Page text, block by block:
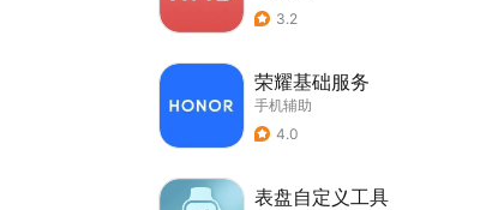
3.2
荣耀基础服务
手机辅助
4.0
表盘自定义工具